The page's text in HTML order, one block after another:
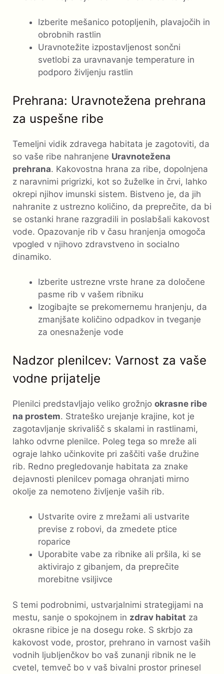
Izberite mešanico potopljenih, plavajočih in
obrobnih rastlin
Uravnotežite izpostavljenost sončni
svetlobi za uravnavanje temperature in
podporo življenju rastlin
Prehrana: Uravnotežena prehrana
za uspešne ribe
Temeljni vidik zdravega habitata je zagotoviti, da
so vaše ribe nahranjene Uravnotežena
prehrana. Kakovostna hrana za ribe, dopolnjena
z naravnimi prigrizki, kot so žuželke in črvi, lahko
okrepi njihov imunski sistem. Bistveno je, da jih
nahranite z ustrezno količino, da preprečite, da bi
se ostanki hrane razgradili in poslabšali kakovost
vode. Opazovanje rib v času hranjenja omogoča
vpogled v njihovo zdravstveno in socialno
dinamiko.
Izberite ustrezne vrste hrane za določene
pasme rib v vašem ribniku
Izogibajte se prekomernemu hranjenju, da
zmanjšate količino odpadkov in tveganje
za onesnaženje vode
Nadzor plenilcev: Varnost za vaše
vodne prijatelje
Plenilci predstavljajo veliko grožnjo okrasne ribe
na prostem. Strateško urejanje krajine, kot je
zagotavljanje skrivališč s skalami in rastlinami,
lahko odvrne plenilce. Poleg tega so mreže ali
ograje lahko učinkovite pri zaščiti vaše družine
rib. Redno pregledovanje habitata za znake
dejavnosti plenilcev pomaga ohranjati mirno
okolje za nemoteno življenje vaših rib.
Ustvarite ovire z mrežami ali ustvarite
previse z robovi, da zmedete ptice
roparice
Uporabite vabe za ribnike ali pršila, ki se
aktivirajo z gibanjem, da preprečite
morebitne vsiljivce
S temi podrobnimi, ustvarjalnimi strategijami na
mestu, sanje o spokojnem in zdrav habitat za
okrasne ribice je na dosegu roke. S skrbjo za
kakovost vode, prostor, prehrano in varnost vaših
vodnih ljubljenčkov bo vaš zunanji ribnik ne le
cvetel, temveč bo v vaš bivalni prostor prinesel